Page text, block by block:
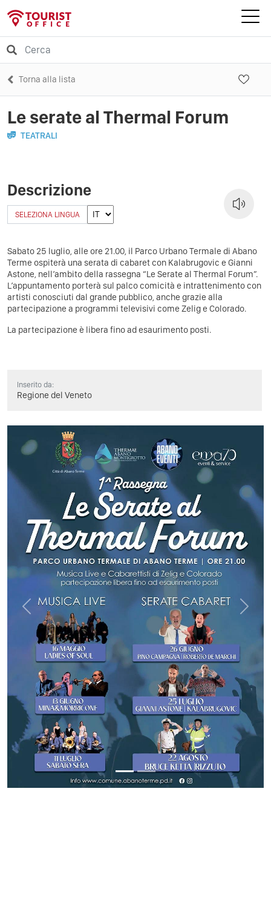
Torna alla lista
Le serate al Thermal Forum
TEATRALI
Descrizione
SELEZIONA LINGUA
Sabato 25 luglio, alle ore 21.00, il Parco Urbano Termale di Abano
Terme ospiterà una serata di cabaret con Kalabrugovic e Gianni
Astone, nell’ambito della rassegna “Le Serate al Thermal Forum”.
L’appuntamento porterà sul palco comicità e intrattenimento con
artisti conosciuti dal grande pubblico, anche grazie alla
partecipazione a programmi televisivi come Zelig e Colorado.
La partecipazione è libera fino ad esaurimento posti.
Inserito da:
Regione del Veneto
Previous Next